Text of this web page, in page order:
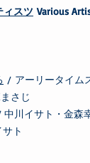
ィスツ Various
/ アーリータイム
さじ
川イサト・金森
ト